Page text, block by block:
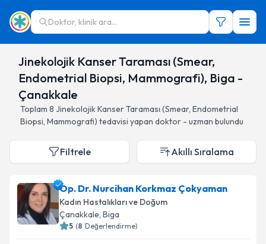
Doktor, klinik ara...
Jinekolojik Kanser Taraması (Smear,
Endometrial Biopsi, Mammografi), Biga -
Çanakkale
Toplam 8 Jinekolojik Kanser Taraması (Smear, Endometrial
Biopsi, Mammografi) tedavisi yapan doktor - uzman bulundu
Filtrele Akıllı Sıralama
Op. Dr. Nurcihan Korkmaz Çokyaman
Kadın Hastalıkları ve Doğum
Çanakkale, Biga
5 (8 Değerlendirme)